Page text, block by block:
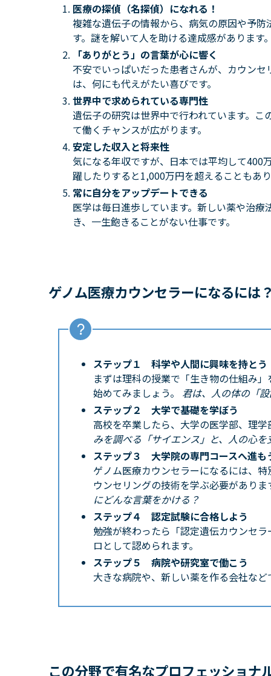
医療の探偵（名探偵）になれる！
複雑な遺伝子の情報から、病気の原因や予
す。謎を解いて人を助ける達成感があります
「ありがとう」の言葉が心に響く
不安でいっぱいだった患者さんが、カウン
は、何にも代えがたい喜びです。
世界中で求められている専門性
遺伝子の研究は世界中で行われています。
て働くチャンスが広がります。
安定した収入と将来性
気になる年収ですが、日本では平均して400
躍したりすると1,000万円を超えることもあ
常に自分をアップデートできる
医学は毎日進歩しています。新しい薬や治
き、一生飽きることがない仕事です。
ゲノム医療カウンセラーになるには
ステップ１ 科学や人間に興味を持とう
まずは理科の授業で「生き物の仕組み
始めてみましょう。 君は、人の体の「
ステップ２ 大学で基礎を学ぼう
高校を卒業したら、大学の医学部、理
みを調べる「サイエンス」と、人の心
ステップ３ 大学院の専門コースへ進も
ゲノム医療カウンセラーになるには、
ウンセリングの技術を学ぶ必要があり
にどんな言葉をかける？
ステップ４ 認定試験に合格しよう
勉強が終わったら「認定遺伝カウンセ
ロとして認められます。
ステップ５ 病院や研究室で働こう
大きな病院や、新しい薬を作る会社な
この分野で有名なプロフェッショナ